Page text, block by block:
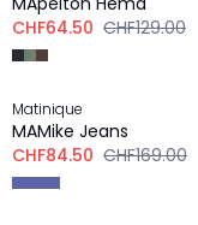
CHF64.50 CHF129.00
-50%
Matinique
MAMike Jeans
CHF84.50 CHF169.00
-50%